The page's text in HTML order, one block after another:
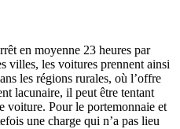
en moyenne 23 heures par
villes, les voitures prennent ainsi
les régions rurales, où l’offre
lacunaire, il peut être tentant
voiture. Pour le portemonnaie et
une charge qui n’a pas lieu